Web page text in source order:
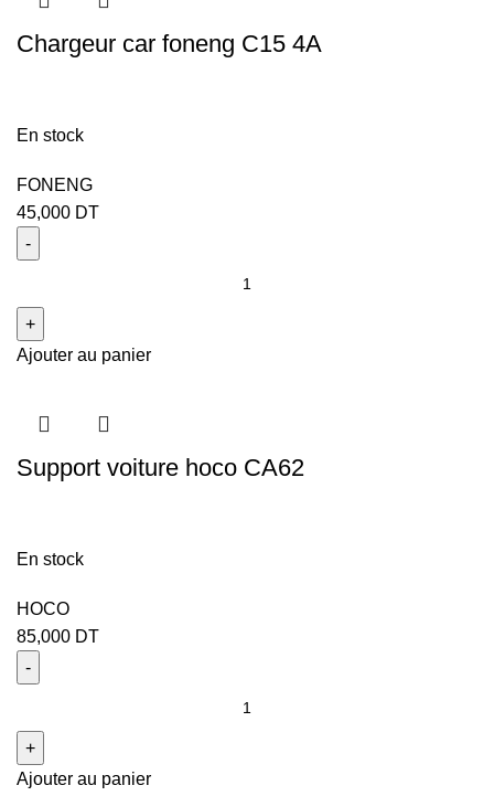
Chargeur car foneng C15 4A
En stock
FONENG
45,000 DT
Ajouter au panier
Support voiture hoco CA62
En stock
HOCO
85,000 DT
Ajouter au panier